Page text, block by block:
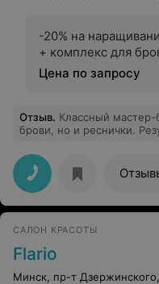
-20% на
+ комплекс для
Цена по запросу
Отзыв. Классный мастер-
брови, но и реснички.
САЛОН КРАСОТЫ
Flario
Минск, пр-т